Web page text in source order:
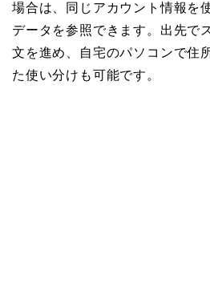
場合は、同じアカウント情報を
データを参照できます。出先で
文を進め、自宅のパソコンで住
た使い分けも可能です。